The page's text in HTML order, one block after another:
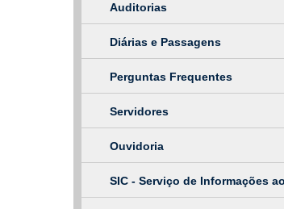
Auditorias
Diárias e Passagens
Perguntas Frequentes
Servidores
Ouvidoria
SIC - Serviço de Informações